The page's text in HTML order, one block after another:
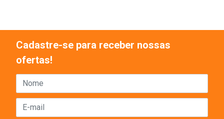
Cadastre-se para receber nossas
ofertas!